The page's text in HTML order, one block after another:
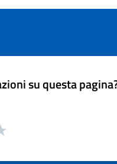
su questa